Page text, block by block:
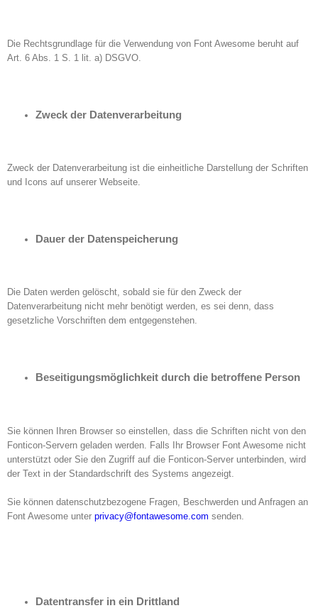
Die Rechtsgrundlage für die Verwendung von Font Awesome beruht auf
Art. 6 Abs. 1 S. 1 lit. a) DSGVO.
Zweck der Datenverarbeitung
Zweck der Datenverarbeitung ist die einheitliche Darstellung der Schriften
und Icons auf unserer Webseite.
Dauer der Datenspeicherung
Die Daten werden gelöscht, sobald sie für den Zweck der
Datenverarbeitung nicht mehr benötigt werden, es sei denn, dass
gesetzliche Vorschriften dem entgegenstehen.
Beseitigungsmöglichkeit durch die betroffene Person
Sie können Ihren Browser so einstellen, dass die Schriften nicht von den
Fonticon-Servern geladen werden. Falls Ihr Browser Font Awesome nicht
unterstützt oder Sie den Zugriff auf die Fonticon-Server unterbinden, wird
der Text in der Standardschrift des Systems angezeigt.
Sie können datenschutzbezogene Fragen, Beschwerden und Anfragen an
Font Awesome unter privacy@fontawesome.com senden.
Datentransfer in ein Drittland